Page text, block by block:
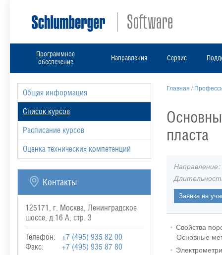
Программное
обеспечение
Направления Сервис
Общая информация
Список курсов
Расписание курсов
Оценка технических компетенций
Контакты
125171, г. Москва, Ленинградское
шоссе, д.16 А, стр. 3
Телефон:
+7 (495) 935 82 00
Факс:
+7 (495) 935 87 80
Главная /
пласта
Направление:
Свойства
Основные